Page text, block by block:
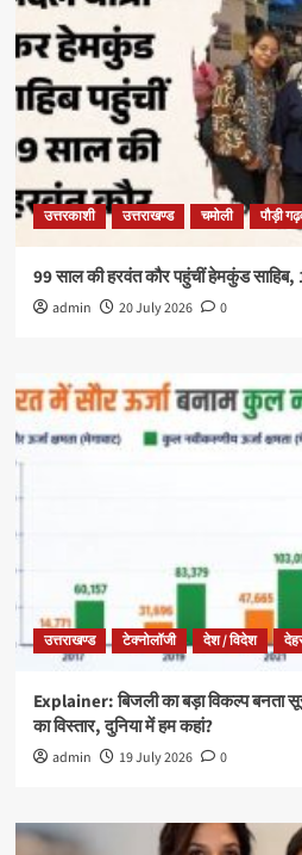
उत्तरकाशी उत्तराखण्ड चमोली पौड़ी
99 साल की हरवंत कौर पहुंचीं हेमकुंड
admin 20 July 2026 0
उत्तराखण्ड टेक्नोलॉजी देश / विदेश
Explainer: बिजली का बड़ा विकल्प बनता
का विस्तार, दुनिया में हम कहां?
admin 19 July 2026 0